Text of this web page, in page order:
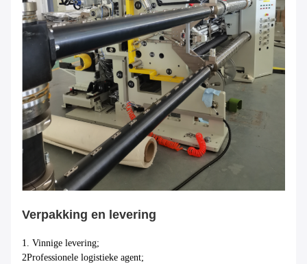
Verpakking en levering
1. Vinnige levering;
2Professionele logistieke agent;